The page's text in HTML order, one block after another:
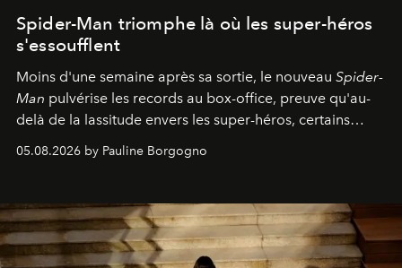
Spider-Man triomphe là où les super-héros
s'essoufflent
Moins d'une semaine après sa sortie, le nouveau Spider-
Man pulvérise les records au box-office, preuve qu'au-
delà de la lassitude envers les super-héros, certains
05.08.2026 by Pauline Borgogno